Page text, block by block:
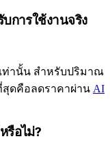
การใช้งานจริง
ท่านั้น สำหรับปริมาณ
สุดคือลดราคาผ่าน AI
รือไม่?